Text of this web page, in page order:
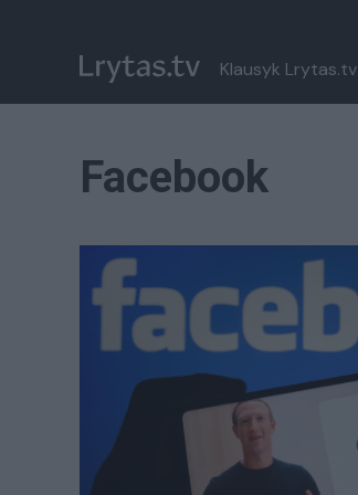
Klausyk Lrytas.tv
Facebook